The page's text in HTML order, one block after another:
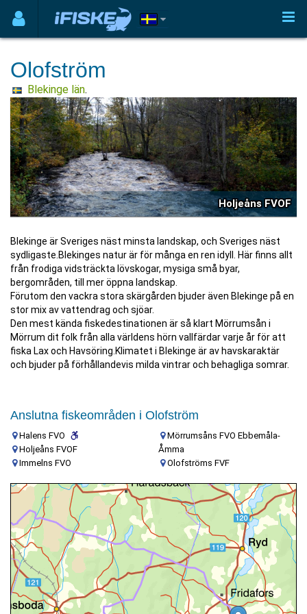
Olofström
Blekinge län.
Holjeåns FVOF
Blekinge är Sveriges näst minsta landskap, och Sveriges näst
sydligaste.Blekinges natur är för många en ren idyll. Här finns allt
från frodiga vidsträckta lövskogar, mysiga små byar,
bergområden, till mer öppna landskap.
Förutom den vackra stora skärgården bjuder även Blekinge på en
stor mix av vattendrag och sjöar.
Den mest kända fiskedestinationen är så klart Mörrumsån i
Mörrum dit folk från alla världens hörn vallfärdar varje år för att
fiska Lax och Havsöring.Klimatet i Blekinge är av havskaraktär
och bjuder på förhållandevis milda vintrar och behagliga somrar.
Anslutna fiskeområden i Olofström
Halens FVO
Holjeåns FVOF
Immelns FVO
Mörrumsåns FVO Ebbemåla-
Åmma
Olofströms FVF